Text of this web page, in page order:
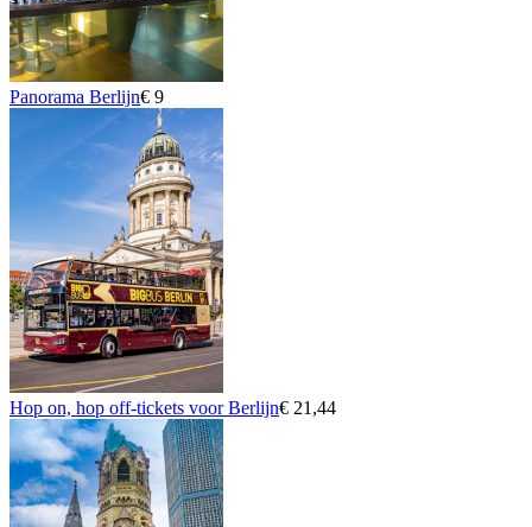
Panorama Berlijn€ 9
Hop on, hop off-tickets voor Berlijn€ 21,44